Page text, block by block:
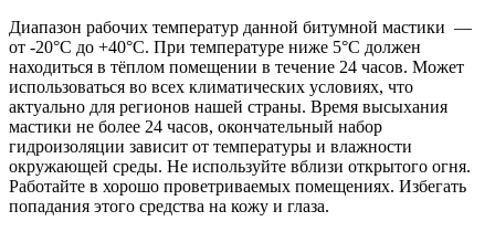
Диапазон рабочих температур данной битумной мастики —
от -20°C до +40°C. При температуре ниже 5°С должен
находиться в тёплом помещении в течение 24 часов. Может
использоваться во всех климатических условиях, что
актуально для регионов нашей страны. Время высыхания
мастики не более 24 часов, окончательный набор
гидроизоляции зависит от температуры и влажности
окружающей среды. Не используйте вблизи открытого огня.
Работайте в хорошо проветриваемых помещениях. Избегать
попадания этого средства на кожу и глаза.